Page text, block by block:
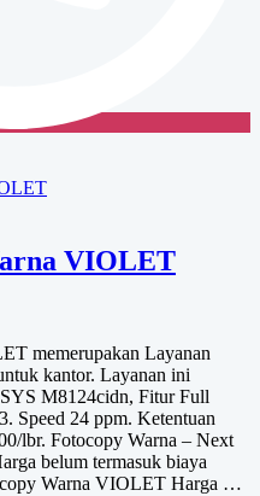
VIOLET
memerupakan Layanan
kantor. Layanan ini
M8124cidn, Fitur Full
Speed 24 ppm. Ketentuan
lbr. Fotocopy Warna – Next
belum termasuk biaya
Warna VIOLET Harga …